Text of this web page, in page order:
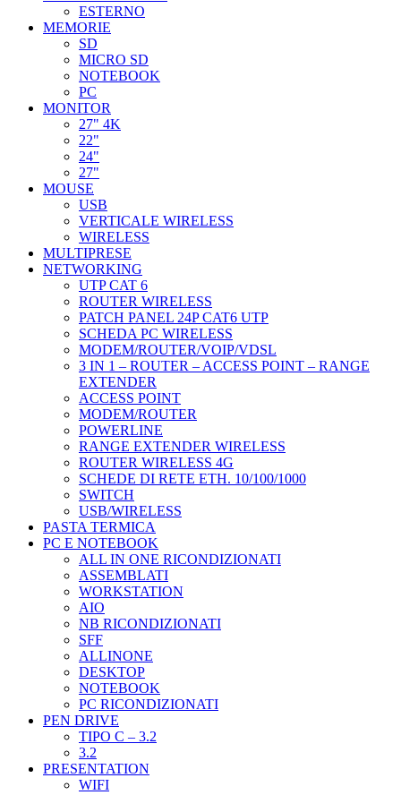
ESTERNO
MEMORIE
SD
MICRO SD
NOTEBOOK
PC
MONITOR
27" 4K
22"
24"
27"
MOUSE
USB
VERTICALE WIRELESS
WIRELESS
MULTIPRESE
NETWORKING
UTP CAT 6
ROUTER WIRELESS
PATCH PANEL 24P CAT6 UTP
SCHEDA PC WIRELESS
MODEM/ROUTER/VOIP/VDSL
3 IN 1 – ROUTER – ACCESS POINT – RANGE
EXTENDER
ACCESS POINT
MODEM/ROUTER
POWERLINE
RANGE EXTENDER WIRELESS
ROUTER WIRELESS 4G
SCHEDE DI RETE ETH. 10/100/1000
SWITCH
USB/WIRELESS
PASTA TERMICA
PC E NOTEBOOK
ALL IN ONE RICONDIZIONATI
ASSEMBLATI
WORKSTATION
AIO
NB RICONDIZIONATI
SFF
ALLINONE
DESKTOP
NOTEBOOK
PC RICONDIZIONATI
PEN DRIVE
TIPO C – 3.2
3.2
PRESENTATION
WIFI